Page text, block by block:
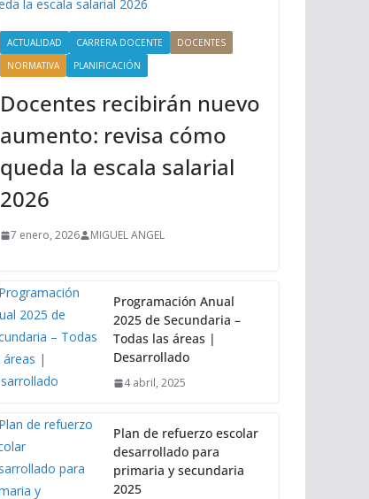
ACTUALIDAD CARRERA DOCENTE
DOCENTES
NORMATIVA
PLANIFICACIÓN
Docentes recibirán nuevo
aumento: revisa cómo
queda la escala salarial
2026
7 enero, 2026 MIGUEL ANGEL
Programación Anual
2025 de Secundaria –
Todas las áreas |
Desarrollado
4 abril, 2025
Plan de refuerzo escolar
desarrollado para
primaria y secundaria
2025